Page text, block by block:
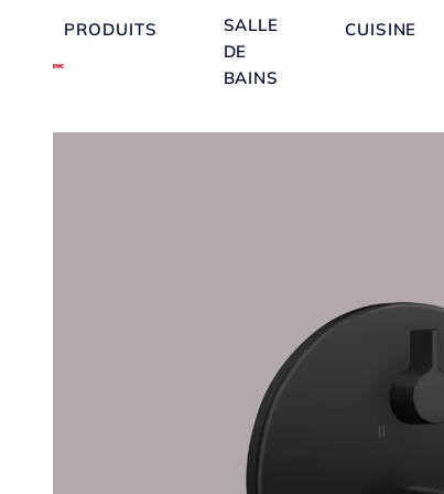
PRODUITS
SALLE
DE
BAINS
CUISINE